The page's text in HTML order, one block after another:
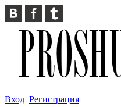
Вход Регистрация